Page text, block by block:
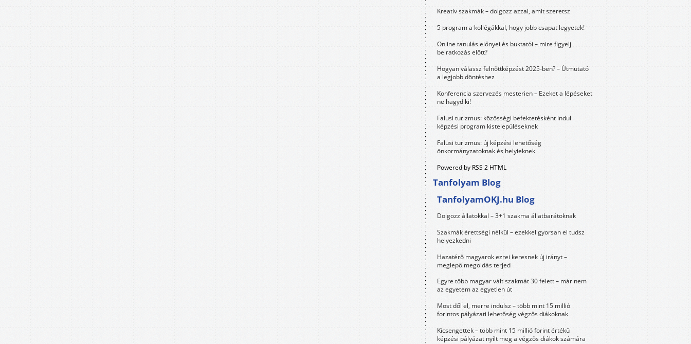
Kreatív szakmák – dolgozz azzal, amit szeretsz
5 program a kollégákkal, hogy jobb csapat legyetek!
Online tanulás előnyei és buktatói – mire figyelj
beiratkozás előtt?
Hogyan válassz felnőttképzést 2025-ben? – Útmutató
a legjobb döntéshez
Konferencia szervezés mesterien – Ezeket a lépéseket
ne hagyd ki!
Falusi turizmus: közösségi befektetésként indul
képzési program kistelepüléseknek
Falusi turizmus: új képzési lehetőség
önkormányzatoknak és helyieknek
Powered by RSS 2 HTML
Tanfolyam Blog
TanfolyamOKJ.hu Blog
Dolgozz állatokkal – 3+1 szakma állatbarátoknak
Szakmák érettségi nélkül – ezekkel gyorsan el tudsz
helyezkedni
Hazatérő magyarok ezrei keresnek új irányt –
meglepő megoldás terjed
Egyre több magyar vált szakmát 30 felett – már nem
az egyetem az egyetlen út
Most dől el, merre indulsz – több mint 15 millió
forintos pályázati lehetőség végzős diákoknak
Kicsengettek – több mint 15 millió forint értékű
képzési pályázat nyílt meg a végzős diákok számára